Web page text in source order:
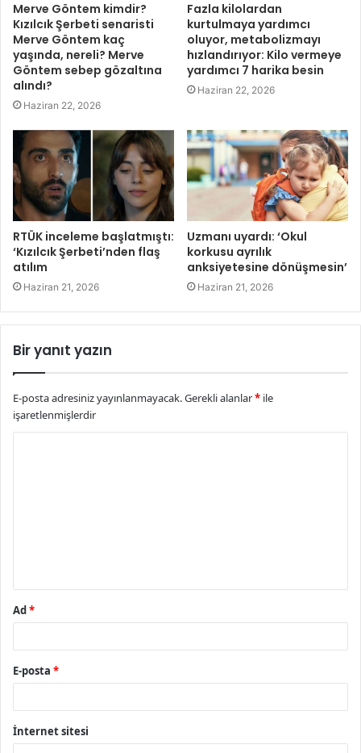
Merve Göntem kimdir?
Kızılcık Şerbeti senaristi
Merve Göntem kaç
yaşında, nereli? Merve
Göntem sebep gözaltına
alındı?
Haziran 22, 2026
Fazla kilolardan
kurtulmaya yardımcı
oluyor, metabolizmayı
hızlandırıyor: Kilo vermeye
yardımcı 7 harika besin
Haziran 22, 2026
RTÜK inceleme başlatmıştı:
‘Kızılcık Şerbeti’nden flaş
atılım
Haziran 21, 2026
Uzmanı uyardı: ‘Okul
korkusu ayrılık
anksiyetesine dönüşmesin’
Haziran 21, 2026
Bir yanıt yazın
E-posta adresiniz yayınlanmayacak.Gerekli alanlar* ile
işaretlenmişlerdir
Ad*
E-posta *
İnternet sitesi